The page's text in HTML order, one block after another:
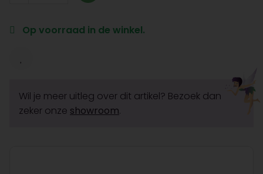
Op voorraad in de winkel.
Wil je meer uitleg over dit artikel? Bezoek dan
zeker onze showroom.